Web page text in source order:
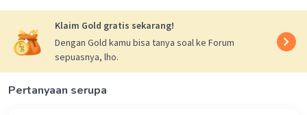
Klaim Gold gratis sekarang!
Dengan Gold kamu bisa tanya soal ke Forum
sepuasnya, lho.
Pertanyaan serupa